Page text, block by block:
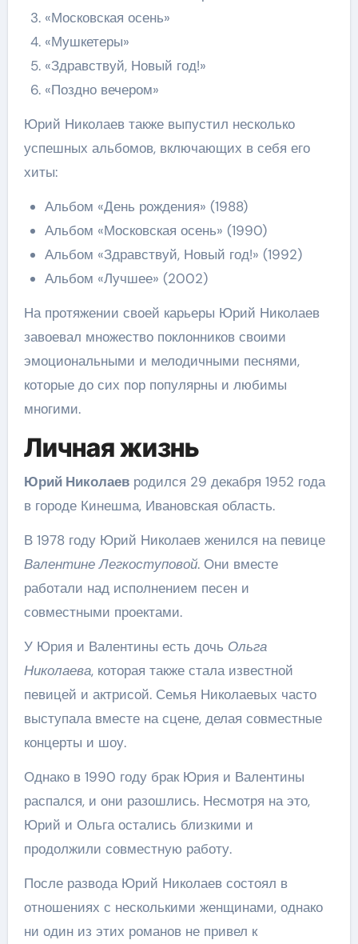
«Московская осень»
«Мушкетеры»
«Здравствуй, Новый год!»
«Поздно вечером»
Юрий Николаев также выпустил несколько
успешных альбомов, включающих в себя его
хиты:
Альбом «День рождения» (1988)
Альбом «Московская осень» (1990)
Альбом «Здравствуй, Новый год!» (1992)
Альбом «Лучшее» (2002)
На протяжении своей карьеры Юрий Николаев
завоевал множество поклонников своими
эмоциональными и мелодичными песнями,
которые до сих пор популярны и любимы
многими.
Личная жизнь
Юрий Николаевродился 29 декабря 1952 года
в городе Кинешма, Ивановская область.
В 1978 году Юрий Николаев женился на певице
Валентине Легкоступовой. Они вместе
работали над исполнением песен и
совместными проектами.
У Юрия и Валентины есть дочь Ольга
Николаева, которая также стала известной
певицей и актрисой. Семья Николаевых часто
выступала вместе на сцене, делая совместные
концерты и шоу.
Однако в 1990 году брак Юрия и Валентины
распался, и они разошлись. Несмотря на это,
Юрий и Ольга остались близкими и
продолжили совместную работу.
После развода Юрий Николаев состоял в
отношениях с несколькими женщинами, однако
ни один из этих романов не привел к